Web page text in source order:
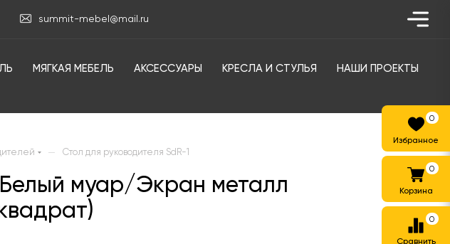
summit-mebel@mail.ru
МЯГКАЯ МЕБЕЛЬ АКСЕССУАРЫ КРЕСЛА И СТУЛЬЯ НАШИ ПРОЕКТЫ
— Стол для руководителя SdR-1
муар/Экран металл
0
0
0